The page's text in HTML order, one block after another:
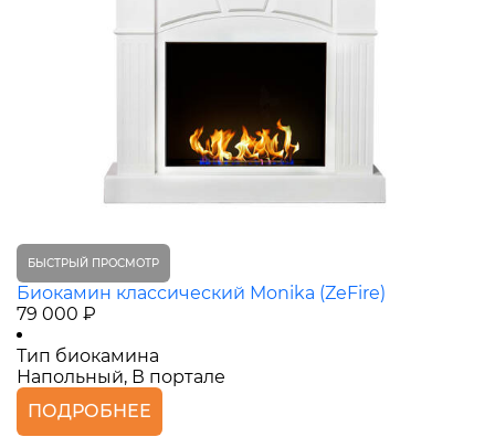
БЫСТРЫЙ ПРОСМОТР
Биокамин классический Monika (ZeFire)
79 000 ₽
Тип биокамина
Напольный, В портале
ПОДРОБНЕЕ